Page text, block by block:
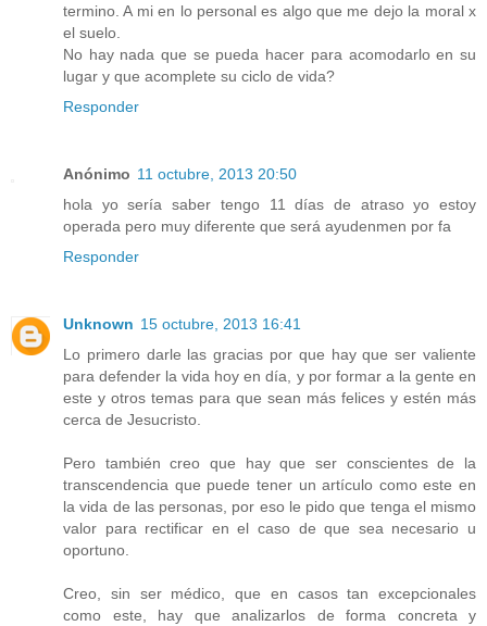
termino. A mi en lo personal es algo que me dejo la moral x
el suelo.
No hay nada que se pueda hacer para acomodarlo en su
lugar y que acomplete su ciclo de vida?
Responder
Anónimo 11 octubre, 2013 20:50
hola yo sería saber tengo 11 días de atraso yo estoy
operada pero muy diferente que será ayudenmen por fa
Responder
Unknown 15 octubre, 2013 16:41
Lo primero darle las gracias por que hay que ser valiente
para defender la vida hoy en día, y por formar a la gente en
este y otros temas para que sean más felices y estén más
cerca de Jesucristo.
Pero también creo que hay que ser conscientes de la
transcendencia que puede tener un artículo como este en
la vida de las personas, por eso le pido que tenga el mismo
valor para rectificar en el caso de que sea necesario u
oportuno.
Creo, sin ser médico, que en casos tan excepcionales
como este, hay que analizarlos de forma concreta y